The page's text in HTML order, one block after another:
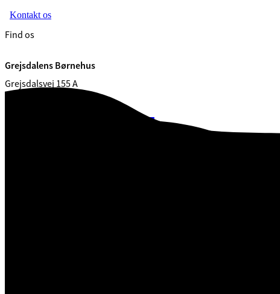
Kontakt os
Find os
Grejsdalens Børnehus
Grejsdalsvej 155 A